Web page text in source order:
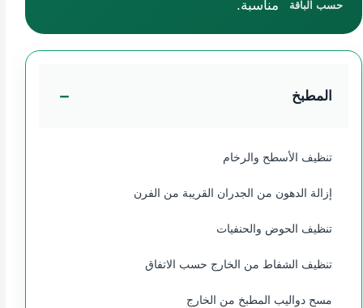
حسب الباقة
مناسبة.
المطبخ
تنظيف الأسطح والرخام
إزالة الدهون من الجدران القريبة من الفرن
تنظيف الحوض والحنفيات
تنظيف الشفاط من الخارج حسب الاتفاق
مسح دواليب المطبخ من الخارج